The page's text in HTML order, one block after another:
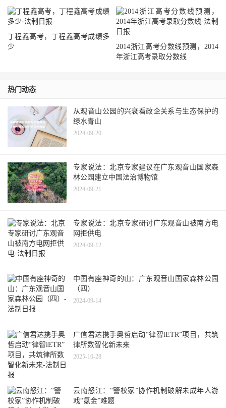
丁程鑫高考，丁程鑫高考成绩多
少
2014浙江高考分数线预测，2014
年浙江高考录取分数线
热门动态
从观音山公园的兴衰看政企关系与生态保护的
绿水青山
2024-09-20
专家说法：北京专家建议在广东观音山国家森
林公园建立中国法治博物馆
2024-09-21
专家说法：北京专家研讨广东观音山被南方电
网拒供电
2024-09-12
中国有座神奇的山：广东观音山国家森林公园
（四）
2024-09-14
广信君达携手奥哲启动“律智iETR”项目，共筑
律所数智化新未来
2025-10-28
云南怒江：“警校家”协作机制破解未成年人游
戏“氪金”难题